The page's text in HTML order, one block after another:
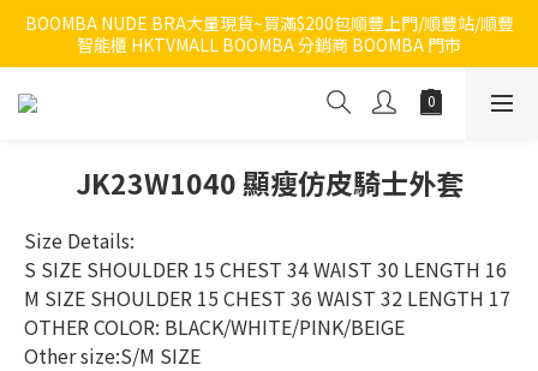
BOOMBA NUDE BRA大量現貨~買滿$200包順豐上門/順豐站/順豐
智能櫃 HKTVMALL BOOMBA 分銷商 BOOMBA 門市
JK23W1040 顯瘦仿皮騎士外套
Size Details:
S SIZE SHOULDER 15 CHEST 34 WAIST 30 LENGTH 16
M SIZE SHOULDER 15 CHEST 36 WAIST 32 LENGTH 17
OTHER COLOR: BLACK/WHITE/PINK/BEIGE
Other size:S/M SIZE